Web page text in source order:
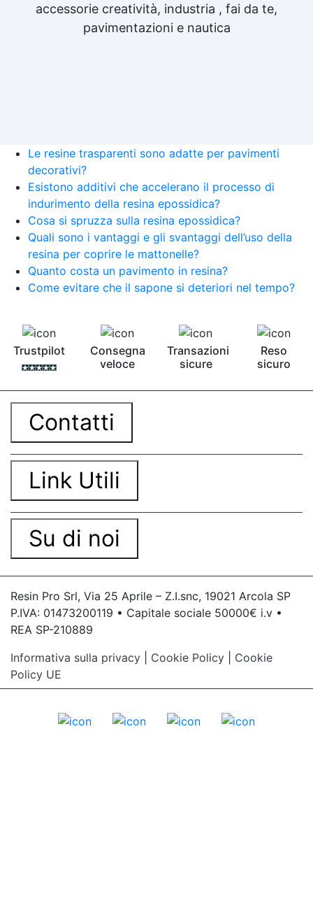
accessorie creatività, industria , fai da te,
pavimentazioni e nautica
Le resine trasparenti sono adatte per pavimenti
decorativi?
Esistono additivi che accelerano il processo di
indurimento della resina epossidica?
Cosa si spruzza sulla resina epossidica?
Quali sono i vantaggi e gli svantaggi dell’uso della
resina per coprire le mattonelle?
Quanto costa un pavimento in resina?
Come evitare che il sapone si deteriori nel tempo?
Trustpilot
Consegna
veloce
Transazioni
sicure
Reso
sicuro
Contatti
Link Utili
Su di noi
Resin Pro Srl, Via 25 Aprile – Z.I.snc, 19021 Arcola SP
P.IVA: 01473200119 • Capitale sociale 50000€ i.v •
REA SP-210889
Informativa sulla privacy
Cookie Policy
Cookie
Policy UE